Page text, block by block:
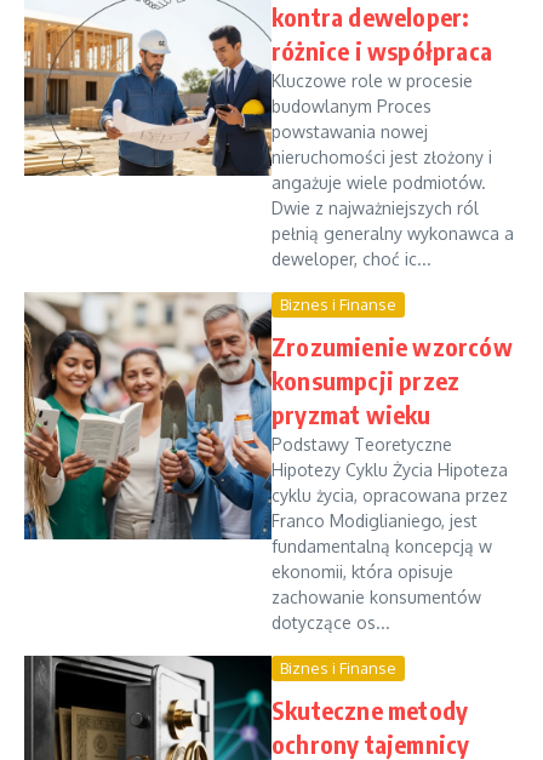
kontra deweloper:
różnice i współpraca
Kluczowe role w procesie
budowlanym Proces
powstawania nowej
nieruchomości jest złożony i
angażuje wiele podmiotów.
Dwie z najważniejszych ról
pełnią generalny wykonawca a
deweloper, choć ic...
Biznes i Finanse
Zrozumienie wzorców
konsumpcji przez
pryzmat wieku
Podstawy Teoretyczne
Hipotezy Cyklu Życia Hipoteza
cyklu życia, opracowana przez
Franco Modiglianiego, jest
fundamentalną koncepcją w
ekonomii, która opisuje
zachowanie konsumentów
dotyczące os...
Biznes i Finanse
Skuteczne metody
ochrony tajemnicy